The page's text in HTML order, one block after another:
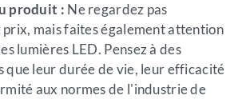
produit : Ne regardez pas
prix, mais faites également attention
lumières LED. Pensez à des
que leur durée de vie, leur efficacité
aux normes de l'industrie de